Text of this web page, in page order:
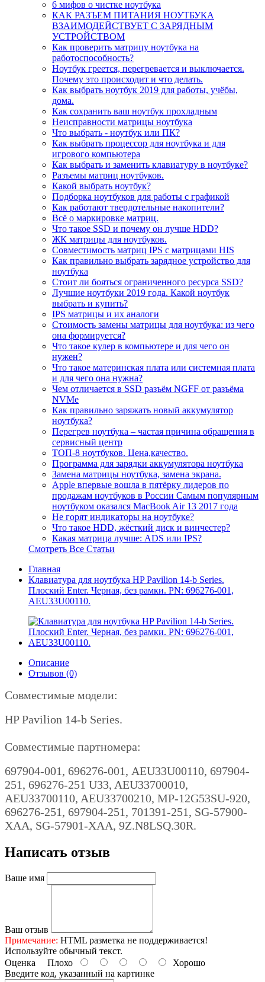
6 мифов о чистке ноутбука
КАК РАЗЪЕМ ПИТАНИЯ НОУТБУКА
ВЗАИМОДЕЙСТВУЕТ С ЗАРЯДНЫМ
УСТРОЙСТВОМ
Как проверить матрицу ноутбука на
работоспособность?
Ноутбук греется, перегревается и выключается.
Почему это происходит и что делать.
Как выбрать ноутбук 2019 для работы, учёбы,
дома.
Как сохранить ваш ноутбук прохладным
Неисправности матрицы ноутбука
Что выбрать - ноутбук или ПК?
Как выбрать процессор для ноутбука и для
игрового компьютера
Как выбрать и заменить клавиатуру в ноутбуке?
Разъемы матриц ноутбуков.
Какой выбрать ноутбук?
Подборка ноутбуков для работы с графикой
Как работают твердотельные накопители?
Всё о маркировке матриц.
Что такое SSD и почему он лучше HDD?
ЖК матрицы для ноутбуков.
Совместимость матриц IPS с матрицами HIS
Как правильно выбрать зарядное устройство для
ноутбука
Стоит ли бояться ограниченного ресурса SSD?
Лучшие ноутбуки 2019 года. Какой ноутбук
выбрать и купить?
IPS матрицы и их аналоги
Стоимость замены матрицы для ноутбука: из чего
она формируется?
Что такое кулер в компьютере и для чего он
нужен?
Что такое материнская плата или системная плата
и для чего она нужна?
Чем отличается в SSD разъём NGFF от разъёма
NVMe
Как правильно заряжать новый аккумулятор
ноутбука?
Перегрев ноутбука – частая причина обращения в
сервисный центр
ТОП-8 ноутбуков. Цена,качество.
Программа для зарядки аккумулятора ноутбука
Замена матрицы ноутбука, замена экрана.
Apple впервые вошла в пятёрку лидеров по
продажам ноутбуков в России Самым популярным
ноутбуком оказался MacBook Air 13 2017 года
Не горят индикаторы на ноутбуке?
Что такое HDD, жёсткий диск и винчестер?
Какая матрица лучше: ADS или IPS?
Смотреть Все Статьи
Главная
Клавиатура для ноутбука HP Pavilion 14-b Series.
Плоский Enter. Черная, без рамки. PN: 696276-001,
AEU33U00110.
Описание
Отзывов (0)
Совместимые модели:
HP Pavilion 14-b Series.
Совместимые партномера:
697904-001, 696276-001, AEU33U00110, 697904-
251, 696276-251 U33, AEU33700010,
AEU33700110, AEU33700210, MP-12G53SU-920,
696276-251, 697904-251, 701391-251, SG-57900-
XAA, SG-57901-XAA, 9Z.N8LSQ.30R.
Написать отзыв
Ваше имя
Ваш отзыв
Примечание: HTML разметка не поддерживается!
Используйте обычный текст.
Оценка Плохо
Хорошо
Введите код, указанный на картинке